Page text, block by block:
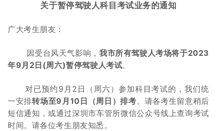
关于暂停驾驶人科目考试业务的通知
广大考生朋友：
因受台风天气影响， 我市所有驾驶人考场将于2023
年9月2日(周六)暂停驾驶人考试。
对已预约9月2日（周六）参加科目考试的，我们统
一安排转场至9月10日（周日）排考。请各考生留意稍后
短信通知，或通过深圳市车管所微信公众号线上查询考试
时间。请各位考生朋友知悉。